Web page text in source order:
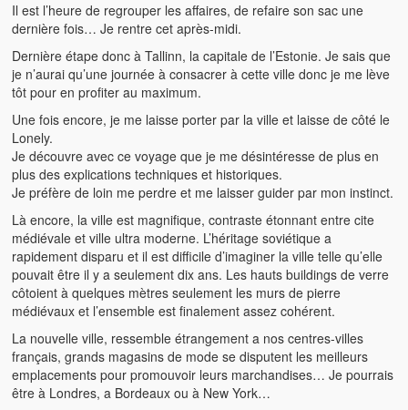
Il est l’heure de regrouper les affaires, de refaire son sac une
dernière fois… Je rentre cet après-midi.
Dernière étape donc à Tallinn, la capitale de l’Estonie. Je sais que
je n’aurai qu’une journée à consacrer à cette ville donc je me lève
tôt pour en profiter au maximum.
Une fois encore, je me laisse porter par la ville et laisse de côté le
Lonely.
Je découvre avec ce voyage que je me désintéresse de plus en
plus des explications techniques et historiques.
Je préfère de loin me perdre et me laisser guider par mon instinct.
Là encore, la ville est magnifique, contraste étonnant entre cite
médiévale et ville ultra moderne. L’héritage soviétique a
rapidement disparu et il est difficile d’imaginer la ville telle qu’elle
pouvait être il y a seulement dix ans. Les hauts buildings de verre
côtoient à quelques mètres seulement les murs de pierre
médiévaux et l’ensemble est finalement assez cohérent.
La nouvelle ville, ressemble étrangement a nos centres-villes
français, grands magasins de mode se disputent les meilleurs
emplacements pour promouvoir leurs marchandises… Je pourrais
être à Londres, a Bordeaux ou à New York…